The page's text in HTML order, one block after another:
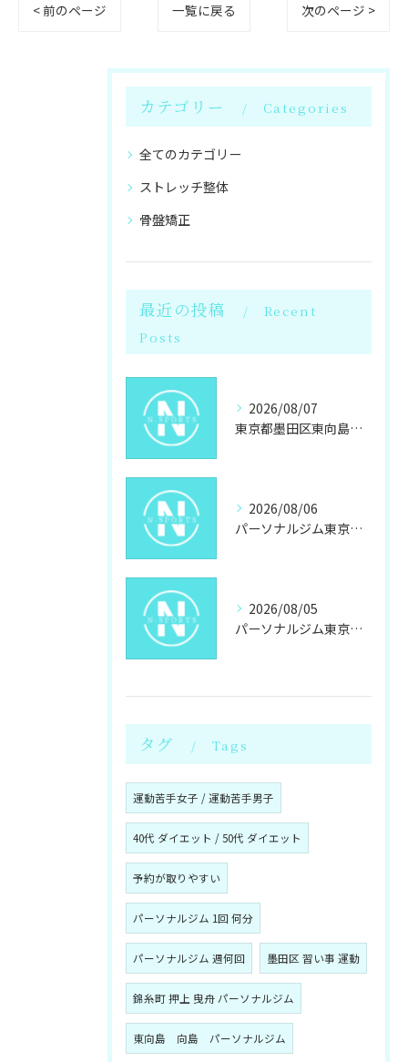
< 前のページ 一覧に戻る 次のページ >
カテゴリー Categories
全てのカテゴリー
ストレッチ整体
骨盤矯正
最近の投稿
Recent
Posts
2026/08/07
東京都墨田区東向島で女性が選ぶパーソナルジムと岩盤浴のダイエット最新事情
2026/08/06
パーソナルジム東京都墨田区東向島駐車場あり自分に合うジム探しと通いやすさ
2026/08/05
パーソナルジム東京都墨田区八広でキックボクシングパーソナルの通い方と料金を徹底解説
タグ Tags
運動苦手女子 / 運動苦手男子
40代 ダイエット / 50代 ダイエット
予約が取りやすい
パーソナルジム 1回 何分
パーソナルジム 週何回 墨田区 習い事 運動
錦糸町 押上 曳舟 パーソナルジム
東向島 向島 パーソナルジム